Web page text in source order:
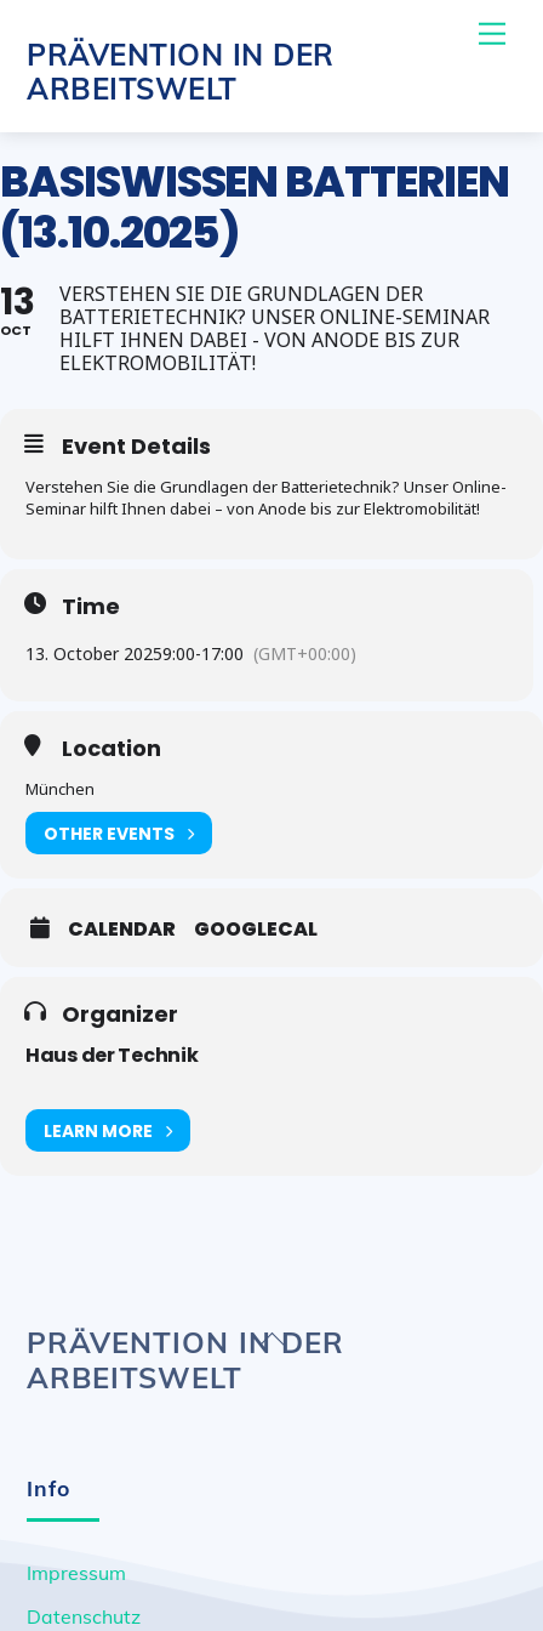
content
PRÄVENTION IN DER
ARBEITSWELT
BASISWISSEN BATTERIEN
(13.10.2025)
13
OCT
VERSTEHEN SIE DIE GRUNDLAGEN DER
BATTERIETECHNIK? UNSER ONLINE-SEMINAR
HILFT IHNEN DABEI - VON ANODE BIS ZUR
ELEKTROMOBILITÄT!
Event Details
Verstehen Sie die Grundlagen der Batterietechnik? Unser Online-
Seminar hilft Ihnen dabei – von Anode bis zur Elektromobilität!
Time
13. October 20259:00-17:00 (GMT+00:00)
Location
München
OTHER EVENTS
CALENDAR GOOGLECAL
Organizer
Haus der Technik
LEARN MORE
Back
PRÄVENTION IN DER
ARBEITSWELT
Info
Impressum
Datenschutz